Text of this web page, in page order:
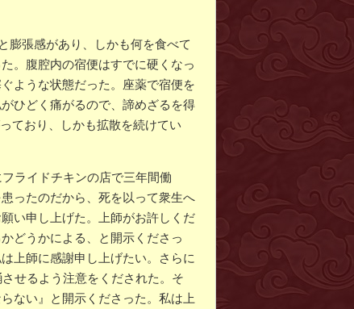
膨張感があり、しかも何を食べて
。腹腔内の宿便はすでに硬くなっ
ような状態だった。座薬で宿便を
ひどく痛がるので、諦めざるを得
ており、しかも拡散を続けてい
ライドチキンの店で三年間働
ったのだから、死を以って衆生へ
い申し上げた。上師がお許しくだ
どうかによる、と開示くださっ
上師に感謝申し上げたい。さらに
せるよう注意をくだされた。そ
ない』と開示くださった。私は上